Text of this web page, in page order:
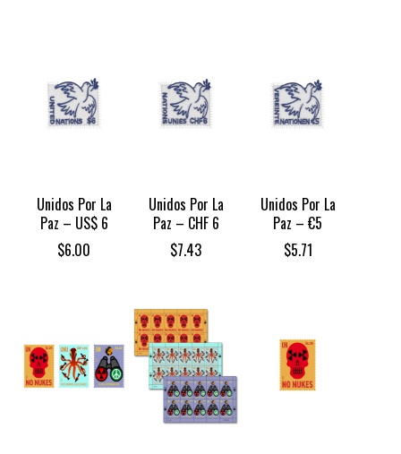
Unidos Por La
Paz – US$ 6
$6.00
Unidos Por La
Paz – CHF 6
$7.43
Unidos Por La
Paz – €5
$5.71